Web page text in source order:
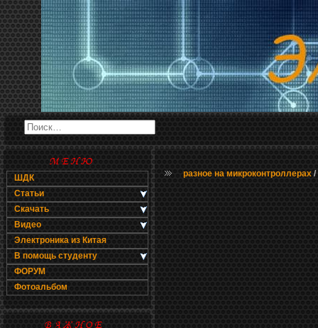
ШДК
Статьи
Скачать
Видео
Электроника из Китая
В помощь студенту
ФОРУМ
Фотоальбом
разное на микроконтроллерах /